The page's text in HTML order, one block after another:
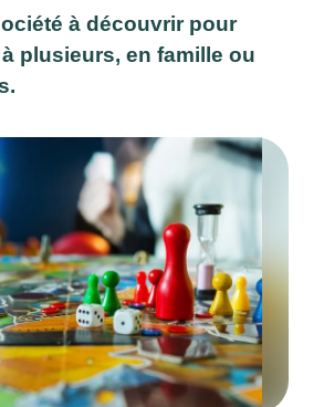
à découvrir pour
plusieurs, en famille ou